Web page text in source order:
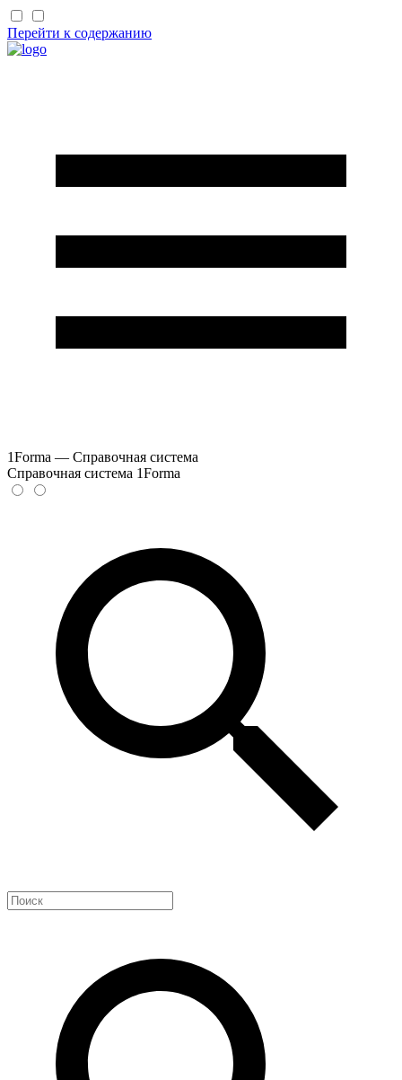
Перейти к содержанию
1Forma — Справочная система
Справочная система 1Forma